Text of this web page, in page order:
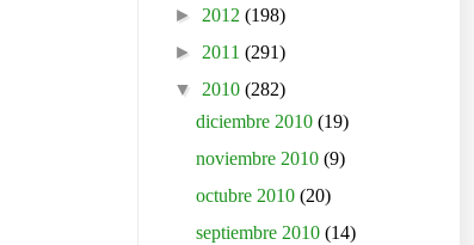
► 2012 (198)
► 2011 (291)
▼ 2010 (282)
diciembre 2010(19)
noviembre 2010(9)
octubre 2010(20)
septiembre 2010(14)